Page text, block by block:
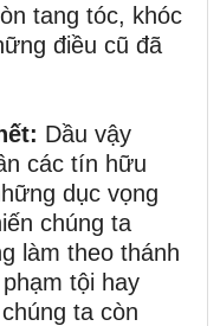
tang tóc, khóc
điều cũ đã
Dầu vậy
các tín hữu
dục vọng
chúng ta
làm theo thánh
tội hay
ta còn